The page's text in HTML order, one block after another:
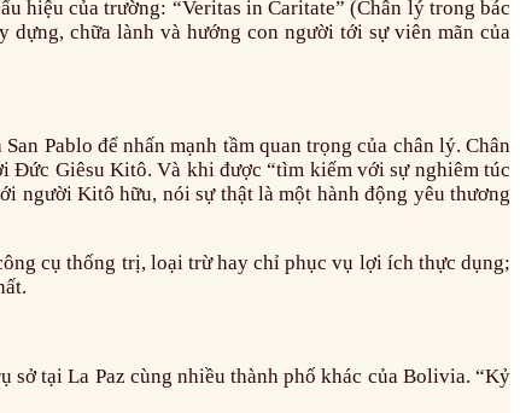
hiệu của trường: “Veritas in Caritate” (Chân lý trong bác
chữa lành và hướng con người tới sự viên mãn của
Pablo để nhấn mạnh tầm quan trọng của chân lý. Chân
Đức Giêsu Kitô. Và khi được “tìm kiếm với sự nghiêm túc
người Kitô hữu, nói sự thật là một hành động yêu thương
cụ thống trị, loại trừ hay chỉ phục vụ lợi ích thực dụng;
tại La Paz cùng nhiều thành phố khác của Bolivia. “Kỷ